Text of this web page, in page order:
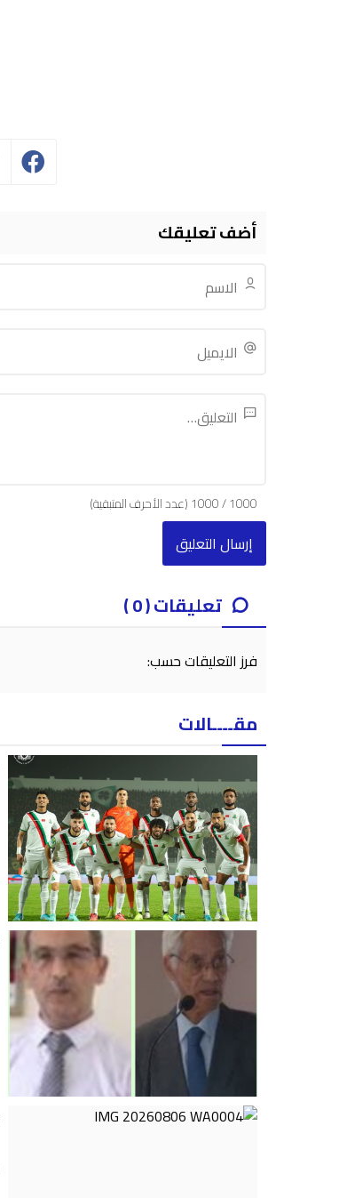
أضف تعليقك
1000
/
1000(عدد الأحرف المتبقية)
تعليقات ( 0 )
فرز التعليقات حسب:
مقــــالات